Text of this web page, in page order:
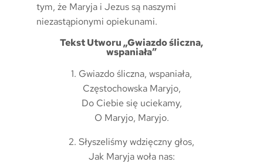
tym, że Maryja i Jezus są naszymi
niezastąpionymi opiekunami.
Tekst Utworu „Gwiazdo śliczna,
wspaniała”
1. Gwiazdo śliczna, wspaniała,
Częstochowska Maryjo,
Do Ciebie się uciekamy,
O Maryjo, Maryjo.
2. Słyszeliśmy wdzięczny głos,
Jak Maryja woła nas: